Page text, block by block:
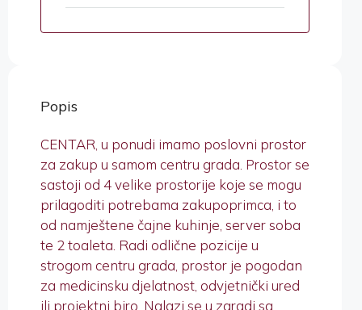
Popis
CENTAR, u ponudi imamo poslovni prostor
za zakup u samom centru grada. Prostor se
sastoji od 4 velike prostorije koje se mogu
prilagoditi potrebama zakupoprimca, i to
od namještene čajne kuhinje, server soba
te 2 toaleta. Radi odlične pozicije u
strogom centru grada, prostor je pogodan
za medicinsku djelatnost, odvjetnički ured
ili projektni biro. Nalazi se u zgradi sa